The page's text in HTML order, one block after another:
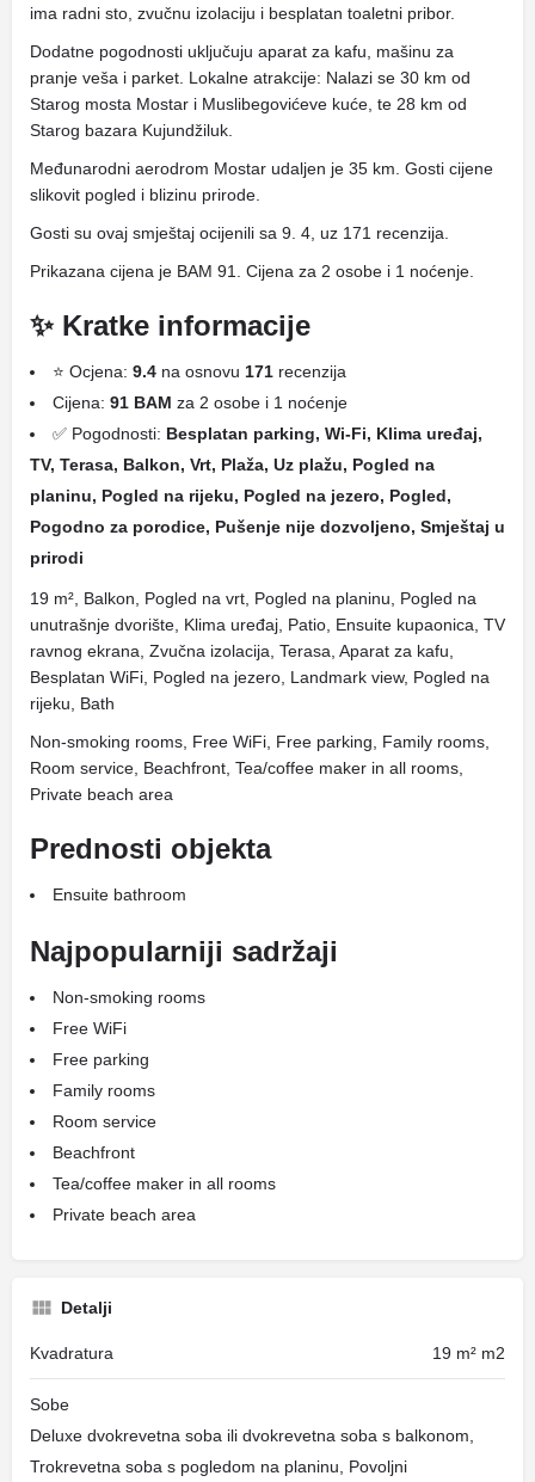
ima radni sto, zvučnu izolaciju i besplatan toaletni pribor.
Dodatne pogodnosti uključuju aparat za kafu, mašinu za
pranje veša i parket. Lokalne atrakcije: Nalazi se 30 km od
Starog mosta Mostar i Muslibegovićeve kuće, te 28 km od
Starog bazara Kujundžiluk.
Međunarodni aerodrom Mostar udaljen je 35 km. Gosti cijene
slikovit pogled i blizinu prirode.
Gosti su ovaj smještaj ocijenili sa 9. 4, uz 171 recenzija.
Prikazana cijena je BAM 91. Cijena za 2 osobe i 1 noćenje.
✨ Kratke informacije
⭐ Ocjena: 9.4 na osnovu 171 recenzija
Cijena: 91 BAM za 2 osobe i 1 noćenje
✅ Pogodnosti: Besplatan parking, Wi-Fi, Klima uređaj,
TV, Terasa, Balkon, Vrt, Plaža, Uz plažu, Pogled na
planinu, Pogled na rijeku, Pogled na jezero, Pogled,
Pogodno za porodice, Pušenje nije dozvoljeno, Smještaj u
prirodi
19 m², Balkon, Pogled na vrt, Pogled na planinu, Pogled na
unutrašnje dvorište, Klima uređaj, Patio, Ensuite kupaonica, TV
ravnog ekrana, Zvučna izolacija, Terasa, Aparat za kafu,
Besplatan WiFi, Pogled na jezero, Landmark view, Pogled na
rijeku, Bath
Non-smoking rooms, Free WiFi, Free parking, Family rooms,
Room service, Beachfront, Tea/coffee maker in all rooms,
Private beach area
Prednosti objekta
Ensuite bathroom
Najpopularniji sadržaji
Non-smoking rooms
Free WiFi
Free parking
Family rooms
Room service
Beachfront
Tea/coffee maker in all rooms
Private beach area
Detalji
Kvadratura 19 m² m2
Sobe
Deluxe dvokrevetna soba ili dvokrevetna soba s balkonom,
Trokrevetna soba s pogledom na planinu, Povoljni